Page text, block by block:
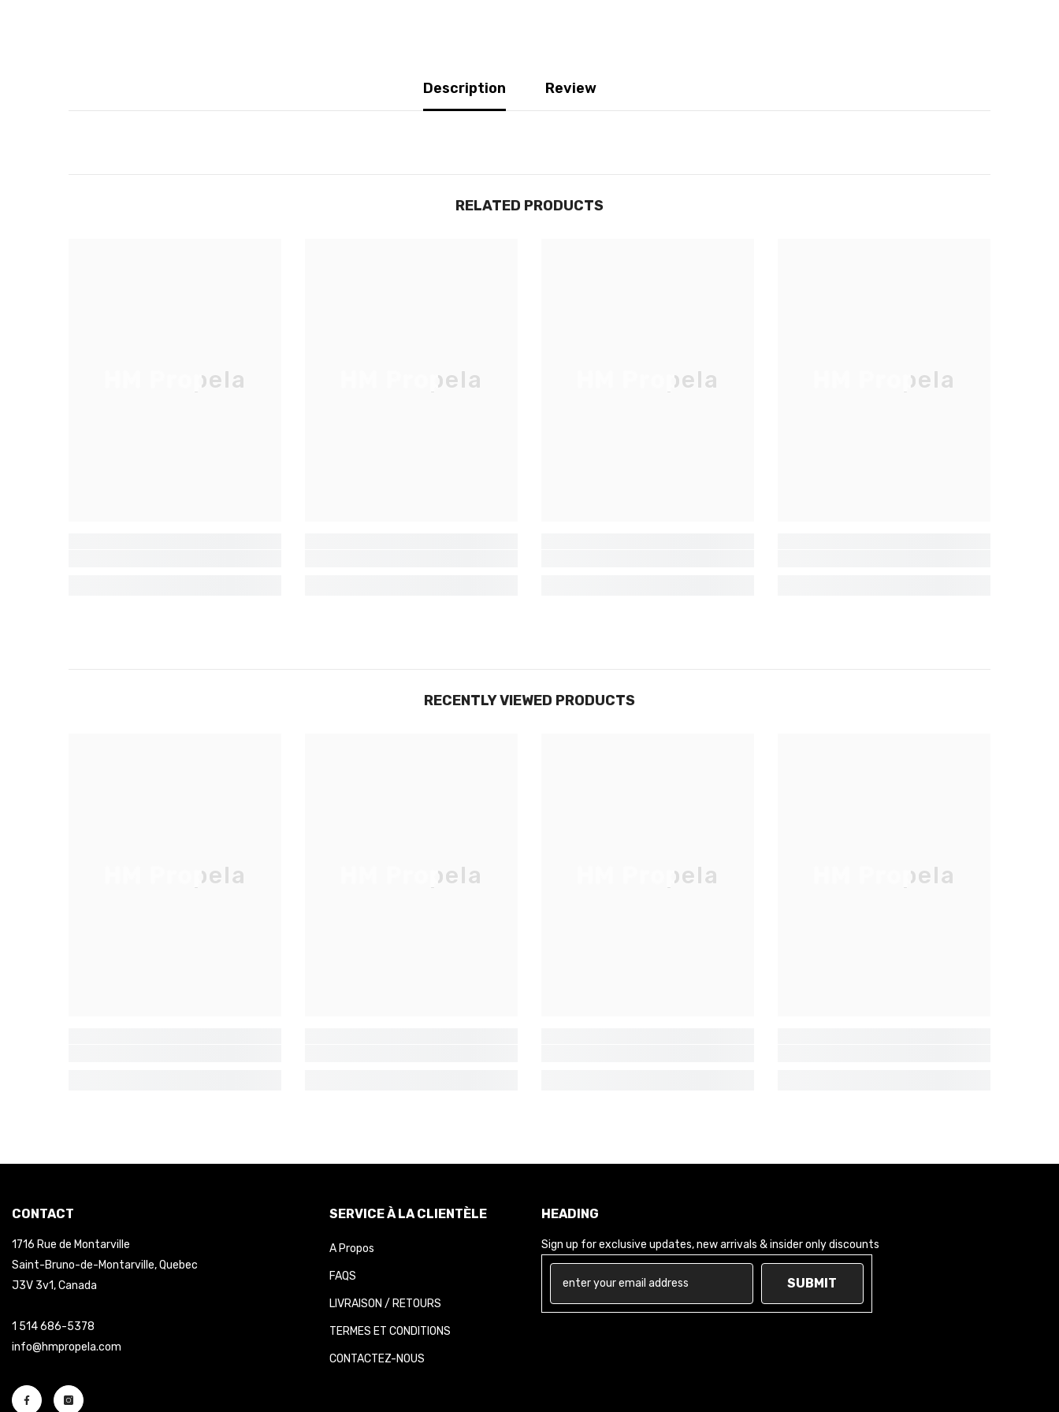
Description Review
RELATED PRODUCTS
HM Propela HM Propela HM Propela HM Propela
RECENTLY VIEWED PRODUCTS
HM Propela HM Propela HM Propela HM Propela
CONTACT
1716 Rue de Montarville
Saint-Bruno-de-Montarville, Quebec
J3V 3v1, Canada
1 514 686-5378
info@hmpropela.com
SERVICE À LA CLIENTÈLE
A Propos
FAQS
LIVRAISON / RETOURS
TERMES ET CONDITIONS
CONTACTEZ-NOUS
HEADING
Sign up for exclusive updates, new arrivals & insider only discounts
SUBMIT
exclusives, nouveautés et réductions